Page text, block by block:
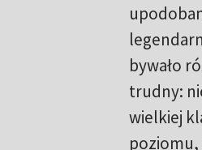
bywało
trudny:
wielkiej